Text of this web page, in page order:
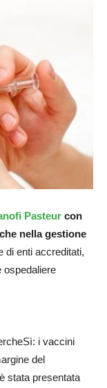
Pasteur con
nella gestione
di enti accreditati,
ospedaliere
i vaccini
del
è stata presentata